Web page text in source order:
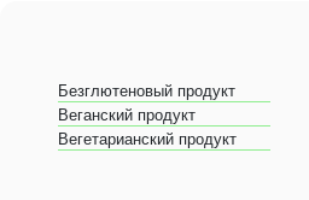
Безглютеновый продукт
Веганский продукт
Вегетарианский продукт